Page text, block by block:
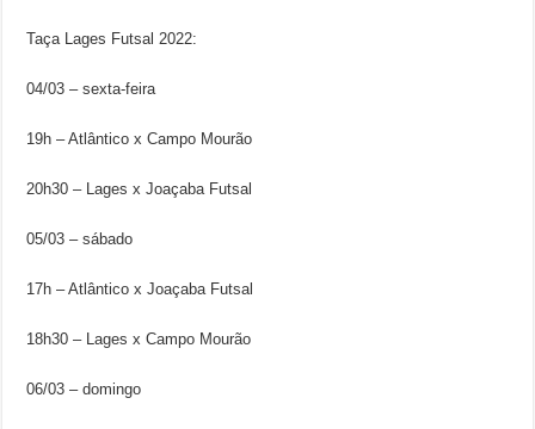
Taça Lages Futsal 2022:
04/03 – sexta-feira
19h – Atlântico x Campo Mourão
20h30 – Lages x Joaçaba Futsal
05/03 – sábado
17h – Atlântico x Joaçaba Futsal
18h30 – Lages x Campo Mourão
06/03 – domingo